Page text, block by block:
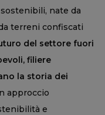
nate da
terreni confiscati
del settore fuori
filiere
la storia dei
approccio
e